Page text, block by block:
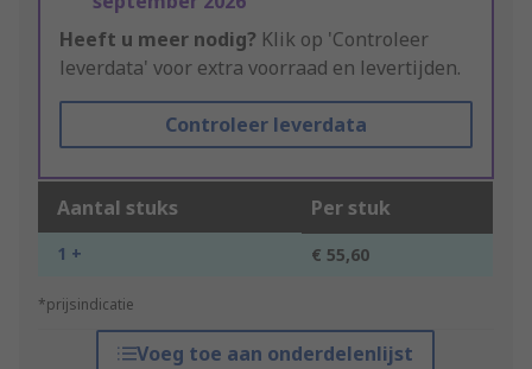
Heeft u meer nodig? Klik op 'Controleer
leverdata' voor extra voorraad en levertijden.
Controleer leverdata
Aantal stuks Per stuk
1 + € 55,60
*prijsindicatie
Voeg toe aan onderdelenlijst